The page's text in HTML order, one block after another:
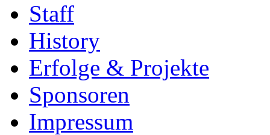
Staff
History
Erfolge & Projekte
Sponsoren
Impressum